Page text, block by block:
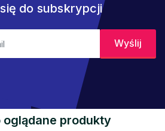
do subskrypcji
oglądane produkty